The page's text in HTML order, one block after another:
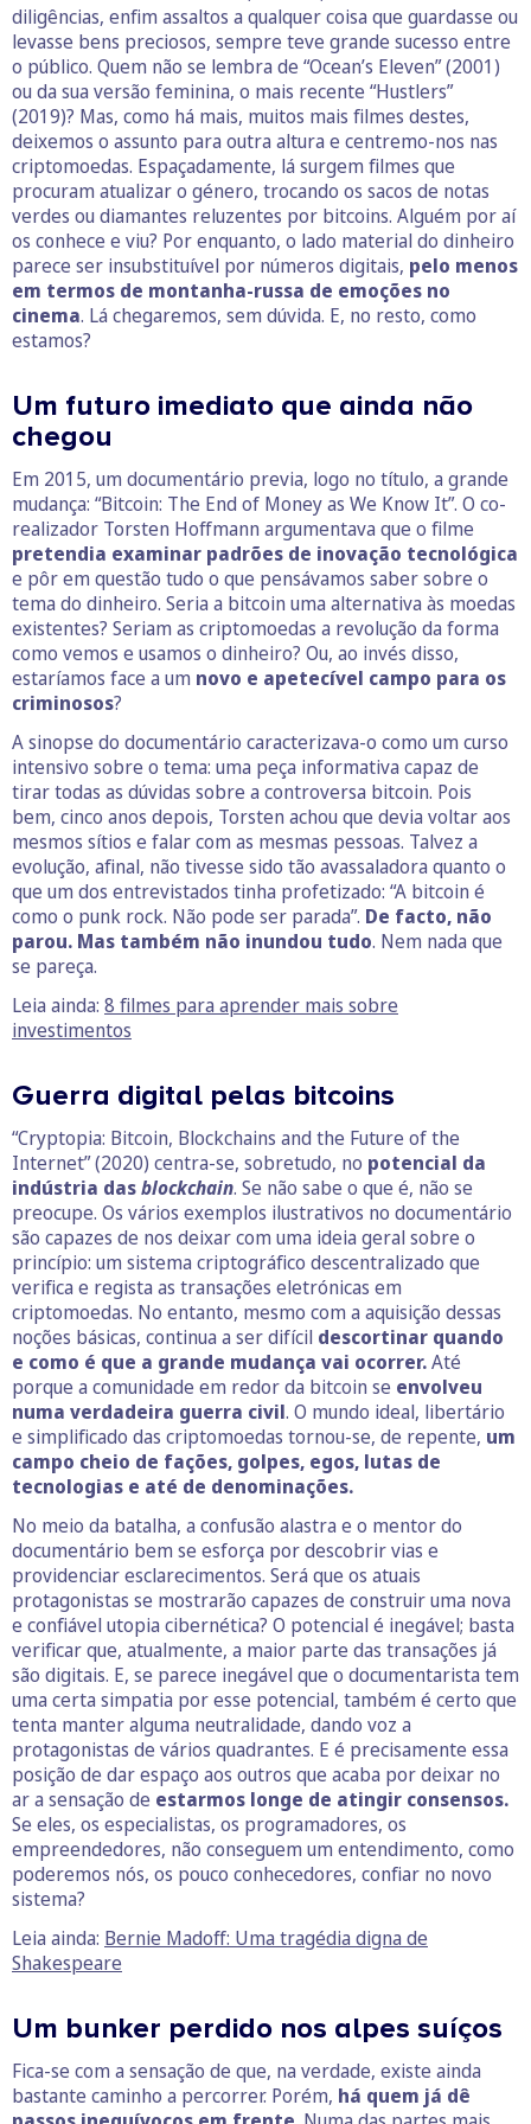
diligências, enfim assaltos a qualquer coisa que guardasse ou
levasse bens preciosos, sempre teve grande sucesso entre
o público. Quem não se lembra de “Ocean’s Eleven” (2001)
ou da sua versão feminina, o mais recente “Hustlers”
(2019)? Mas, como há mais, muitos mais filmes destes,
deixemos o assunto para outra altura e centremo-nos nas
criptomoedas. Espaçadamente, lá surgem filmes que
procuram atualizar o género, trocando os sacos de notas
verdes ou diamantes reluzentes por bitcoins. Alguém por aí
os conhece e viu? Por enquanto, o lado material do dinheiro
parece ser insubstituível por números digitais, pelo menos
em termos de montanha-russa de emoções no
cinema. Lá chegaremos, sem dúvida. E, no resto, como
estamos?
Um futuro imediato que ainda não
chegou
Em 2015, um documentário previa, logo no título, a grande
mudança: “Bitcoin: The End of Money as We Know It”. O co-
realizador Torsten Hoffmann argumentava que o filme
pretendia examinar padrões de inovação tecnológica
e pôr em questão tudo o que pensávamos saber sobre o
tema do dinheiro. Seria a bitcoin uma alternativa às moedas
existentes? Seriam as criptomoedas a revolução da forma
como vemos e usamos o dinheiro? Ou, ao invés disso,
estaríamos face a um novo e apetecível campo para os
criminosos?
A sinopse do documentário caracterizava-o como um curso
intensivo sobre o tema: uma peça informativa capaz de
tirar todas as dúvidas sobre a controversa bitcoin. Pois
bem, cinco anos depois, Torsten achou que devia voltar aos
mesmos sítios e falar com as mesmas pessoas. Talvez a
evolução, afinal, não tivesse sido tão avassaladora quanto o
que um dos entrevistados tinha profetizado: “A bitcoin é
como o punk rock. Não pode ser parada”. De facto, não
parou. Mas também não inundou tudo. Nem nada que
se pareça.
Leia ainda: 8 filmes para aprender mais sobre
investimentos
Guerra digital pelas bitcoins
“Cryptopia: Bitcoin, Blockchains and the Future of the
Internet” (2020) centra-se, sobretudo, no potencial da
indústria dasblockchain. Se não sabe o que é, não se
preocupe. Os vários exemplos ilustrativos no documentário
são capazes de nos deixar com uma ideia geral sobre o
princípio: um sistema criptográfico descentralizado que
verifica e regista as transações eletrónicas em
criptomoedas. No entanto, mesmo com a aquisição dessas
noções básicas, continua a ser difícil descortinar quando
e como é que a grande mudança vai ocorrer.Até
porque a comunidade em redor da bitcoin se envolveu
numa verdadeira guerra civil. O mundo ideal, libertário
e simplificado das criptomoedas tornou-se, de repente, um
campo cheio de fações, golpes, egos, lutas de
tecnologias e até de denominações.
No meio da batalha, a confusão alastra e o mentor do
documentário bem se esforça por descobrir vias e
providenciar esclarecimentos. Será que os atuais
protagonistas se mostrarão capazes de construir uma nova
e confiável utopia cibernética? O potencial é inegável; basta
verificar que, atualmente, a maior parte das transações já
são digitais. E, se parece inegável que o documentarista tem
uma certa simpatia por esse potencial, também é certo que
tenta manter alguma neutralidade, dando voz a
protagonistas de vários quadrantes. E é precisamente essa
posição de dar espaço aos outros que acaba por deixar no
ar a sensação de estarmos longe de atingir consensos.
Se eles, os especialistas, os programadores, os
empreendedores, não conseguem um entendimento, como
poderemos nós, os pouco conhecedores, confiar no novo
sistema?
Leia ainda: Bernie Madoff: Uma tragédia digna de
Shakespeare
Um bunker perdido nos alpes suíços
Fica-se com a sensação de que, na verdade, existe ainda
bastante caminho a percorrer. Porém, há quem já dê